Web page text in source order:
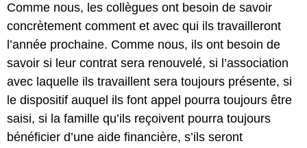
Comme nous, les collègues ont besoin de savoir
concrètement comment et avec qui ils travailleront
l’année prochaine. Comme nous, ils ont besoin de
savoir si leur contrat sera renouvelé, si l’association
avec laquelle ils travaillent sera toujours présente, si
le dispositif auquel ils font appel pourra toujours être
saisi, si la famille qu’ils reçoivent pourra toujours
bénéficier d’une aide financière, s’ils seront